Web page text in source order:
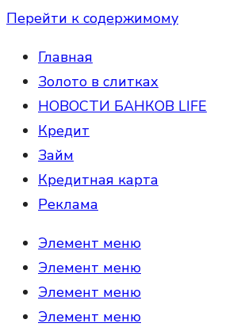
Перейти к содержимому
Главная
Золото в слитках
НОВОСТИ БАНКОВ LIFE
Кредит
Займ
Кредитная карта
Реклама
Элемент меню
Элемент меню
Элемент меню
Элемент меню